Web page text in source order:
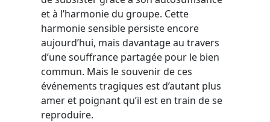
et à l’harmonie du groupe. Cette
harmonie sensible persiste encore
aujourd’hui, mais davantage au travers
d’une souffrance partagée pour le bien
commun. Mais le souvenir de ces
événements tragiques est d’autant plus
amer et poignant qu’il est en train de se
reproduire.